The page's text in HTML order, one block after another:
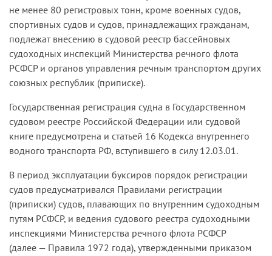
не менее 80 регистровых тонн, кроме военных судов,
спортивных судов и судов, принадлежащих гражданам,
подлежат внесению в судовой реестр бассейновых
судоходных инспекций Министерства речного флота
РСФСР и органов управления речным транспортом других
союзных республик (приписке).
Государственная регистрация судна в Государственном
судовом реестре Российской Федерации или судовой
книге предусмотрена и статьей 16 Кодекса внутреннего
водного транспорта РФ, вступившего в силу 12.03.01.
В период эксплуатации буксиров порядок регистрации
судов предусматривался Правилами регистрации
(приписки) судов, плавающих по внутренним судоходным
путям РСФСР, и ведения судового реестра судоходными
инспекциями Министерства речного флота РСФСР
(далее — Правила 1972 года), утвержденными приказом